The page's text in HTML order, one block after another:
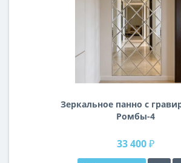
Зеркальное панно с
Ромбы-4
33 400 ₽